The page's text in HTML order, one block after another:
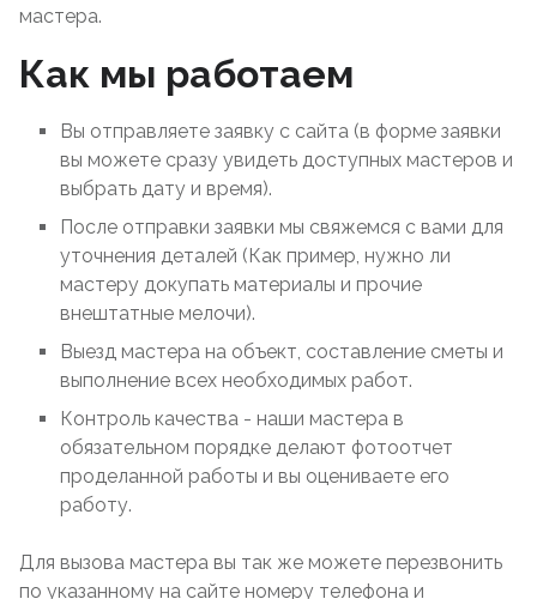
мастера.
Как мы работаем
Вы отправляете заявку с сайта (в форме заявки
вы можете сразу увидеть доступных мастеров и
выбрать дату и время).
После отправки заявки мы свяжемся с вами для
уточнения деталей (Как пример, нужно ли
мастеру докупать материалы и прочие
внештатные мелочи).
Выезд мастера на объект, составление сметы и
выполнение всех необходимых работ.
Контроль качества - наши мастера в
обязательном порядке делают фотоотчет
проделанной работы и вы оцениваете его
работу.
Для вызова мастера вы так же можете перезвонить
по указанному на сайте номеру телефона и